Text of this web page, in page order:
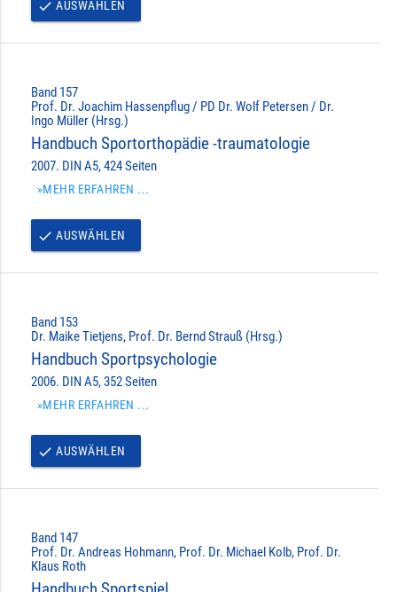
done AUSWÄHLEN
Band 157
Prof. Dr. Joachim Hassenpflug / PD Dr. Wolf Petersen / Dr.
Ingo Müller (Hrsg.)
Handbuch Sportorthopädie -traumatologie
2007. DIN A5, 424 Seiten
»MEHR ERFAHREN ...
done AUSWÄHLEN
Band 153
Dr. Maike Tietjens, Prof. Dr. Bernd Strauß (Hrsg.)
Handbuch Sportpsychologie
2006. DIN A5, 352 Seiten
»MEHR ERFAHREN ...
done AUSWÄHLEN
Band 147
Prof. Dr. Andreas Hohmann, Prof. Dr. Michael Kolb, Prof. Dr.
Klaus Roth